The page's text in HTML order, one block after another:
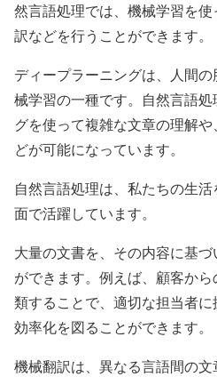
然言語処理では、機械学習を
訳などを行うことができます。
ディープラーニングは、人間
械学習の一種です。自然言語
グを使って複雑な文章の理解
どが可能になっています。
自然言語処理は、私たちの生
面で活躍しています。
大量の文書を、その内容に基
ができます。例えば、顧客か
類することで、適切な担当者
効率化を図ることができます。
機械翻訳は、異なる言語間の